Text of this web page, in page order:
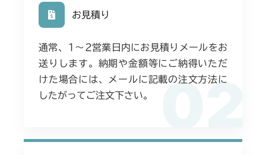
本体 FIG21 ステアリングASSY
CMX2206HC
本体 FIG18 ステアリングASSY
CMX2402HC
本体 FIG20 動力伝達(刈刃)
CMX2404HC/V/S
本体 FIG31 ステアリングAssy
本体 FIG18 動力伝達(刈刃)
CMX2504
02
お見積り
通常、1〜2営業日内にお見積りメールをお
送りします。納期や金額等にご納得いただ
けた場合には、メールに記載の注文方法に
したがってご注文下さい。